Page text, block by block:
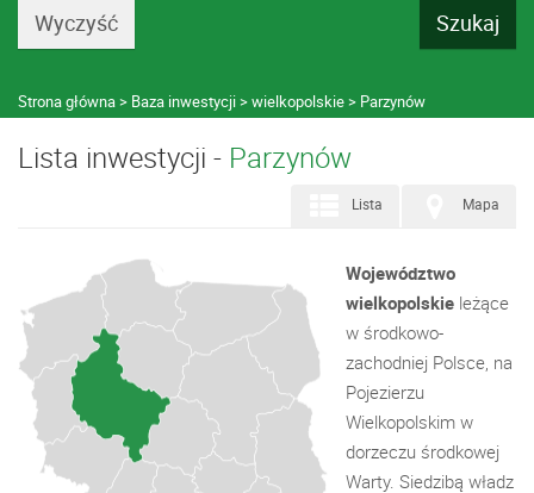
Strona główna Baza inwestycji wielkopolskie Parzynów
Lista inwestycji - Parzynów
Mapa
Lista
Województwo
wielkopolskie leżące
w środkowo-
zachodniej Polsce, na
Pojezierzu
Wielkopolskim w
dorzeczu środkowej
Warty. Siedzibą władz